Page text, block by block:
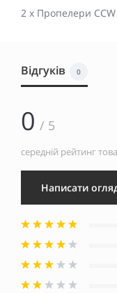
2 x Пропелери CCW
Відгуків 0
0 / 5
середній рейтинг
Написати